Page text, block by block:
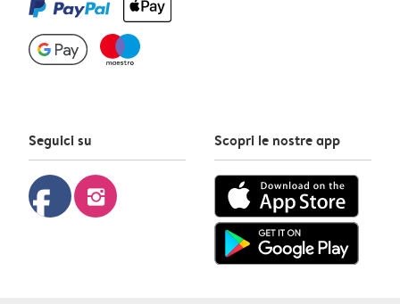
Seguici su
facebook instagram
Scopri le nostre app